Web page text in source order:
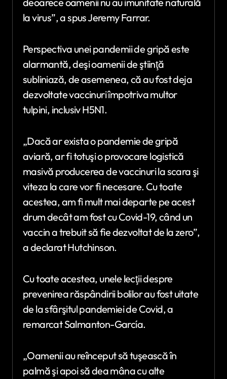
la virus”, a spus Jeremy Farrar.
Perspectiva unei pandemii de gripă este
alarmantă, deşi oamenii de ştiinţă
subliniază, de asemenea, că au fost deja
dezvoltate vaccinuri împotriva multor
tulpini, inclusiv H5N1.
„Dacă ar exista o pandemie de gripă
aviară, ar fi totuşi o provocare logistică
masivă producerea de vaccinuri la scara şi
viteza la care vor fi necesare. Cu toate
acestea, am fi mult mai departe pe acest
drum decât am fost cu Covid-19, când un
vaccin a trebuit să fie dezvoltat de la zero”,
a declarat Hutchinson.
Cu toate acestea, unele lecţii despre
prevenirea răspândirii bolilor au fost uitate
de la sfârşitul pandemiei de Covid, a
remarcat Salmanton-García.
„Oamenii au reînceput să tuşească în
palmă şi apoi să dea mâna cu alte